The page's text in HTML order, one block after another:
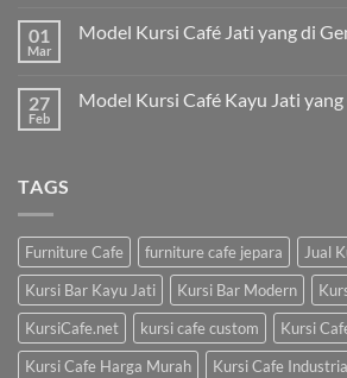
01
Mar
Model Kursi Café Jati yang di
27
Feb
Model Kursi Café Kayu Jati
TAGS
Furniture Cafe furniture cafe jepara
Jual
Kursi Bar Kayu Jati
Kursi Bar Modern
KursiCafe.net
kursi cafe custom
Kursi
Kursi Cafe Harga Murah
Kursi Cafe